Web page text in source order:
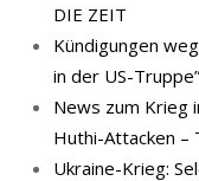
DIE ZEIT
Kündigungen
in der US-
News zum Krieg
Huthi-Attacken –
Ukraine-Krieg: